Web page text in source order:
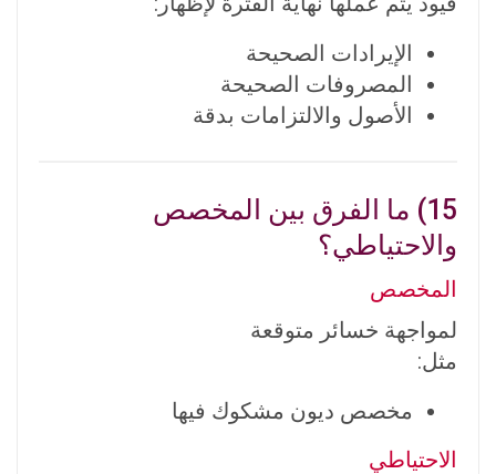
الإيرادات الصحيحة
المصروفات الصحيحة
الأصول والالتزامات بدقة
15) ما الفرق بين المخصص
والاحتياطي؟
المخصص
لمواجهة خسائر متوقعة
مثل:
مخصص ديون مشكوك فيها
الاحتياطي